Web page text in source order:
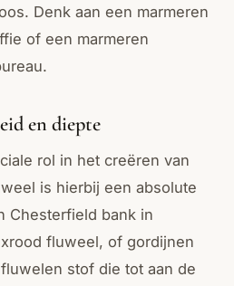
Denk aan een marmeren
of een marmeren
en diepte
rol in het creëren van
is hierbij een absolute
Chesterfield bank in
fluweel, of gordijnen
stof die tot aan de